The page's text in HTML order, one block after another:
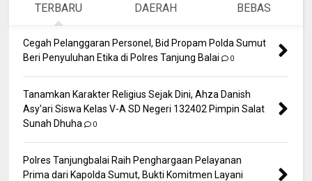
TERBARU DAERAH BEBAS
Cegah Pelanggaran Personel, Bid Propam Polda Sumut
Beri Penyuluhan Etika di Polres Tanjung Balai
0
Tanamkan Karakter Religius Sejak Dini, Ahza Danish
Asy'ari Siswa Kelas V-A SD Negeri 132402 Pimpin Salat
Sunah Dhuha
0
Polres Tanjungbalai Raih Penghargaan Pelayanan
Prima dari Kapolda Sumut, Bukti Komitmen Layani